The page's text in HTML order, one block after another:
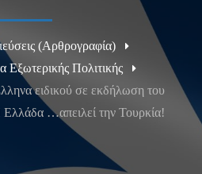
(Αρθρογραφία)
Εξωτερικής Πολιτικής
ειδικού σε εκδήλωση του
…απειλεί την Τουρκία!